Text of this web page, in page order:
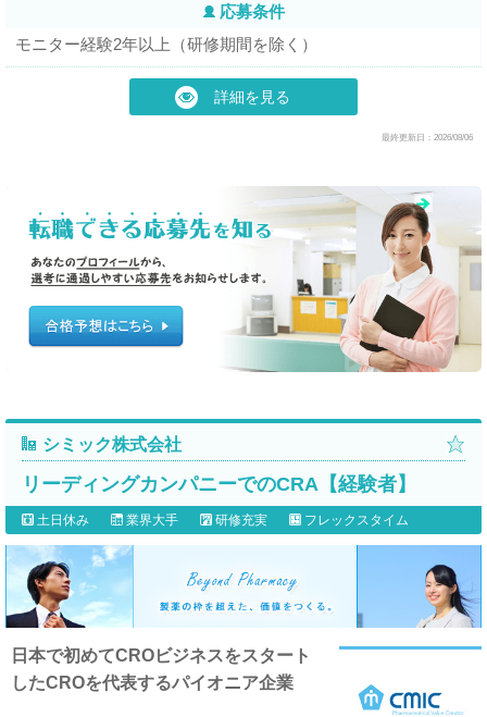
応募条件
モニター経験2年以上（研修期間を除く）
詳細を見る
最終更新日：2026/08/06
シミック株式会社
リーディングカンパニーでのCRA【経験者】
土日休み 業界大手 研修充実 フレックスタイム
日本で初めてCROビジネスをスタート
したCROを代表するパイオニア企業